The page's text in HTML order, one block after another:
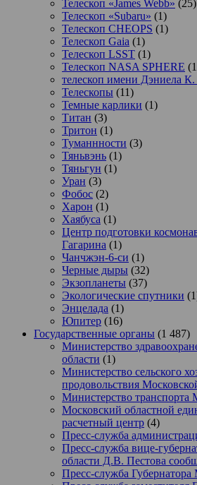
Телескоп «James Webb» (25)
Телескоп «Subaru» (1)
Телескоп CHEOPS (1)
Телескоп Gaia (1)
Телескоп LSST (1)
Телескоп NASA SPHERE
телескоп имени Дэниела
Телескопы (11)
Темные карлики (1)
Титан (3)
Тритон (1)
Туманнности (3)
Тяньвэнь (1)
Тяньгун (1)
Уран (3)
Фобос (2)
Харон (1)
Хаябуса (1)
Центр подготовки
Гагарина (1)
Чанчжэн-6-си (1)
Черные дыры (32)
Экзопланеты (37)
Экологические спутники
Энцелада (1)
Юпитер (16)
Государственные органы (1 487)
Министерство
области (1)
Министерство сельского
продовольствия
Министерство транспорта
Московский областной
расчетный центр (4)
Пресс-служба
Пресс-служба вице-
области Д.В. Пестова
Пресс-служба Губернатора